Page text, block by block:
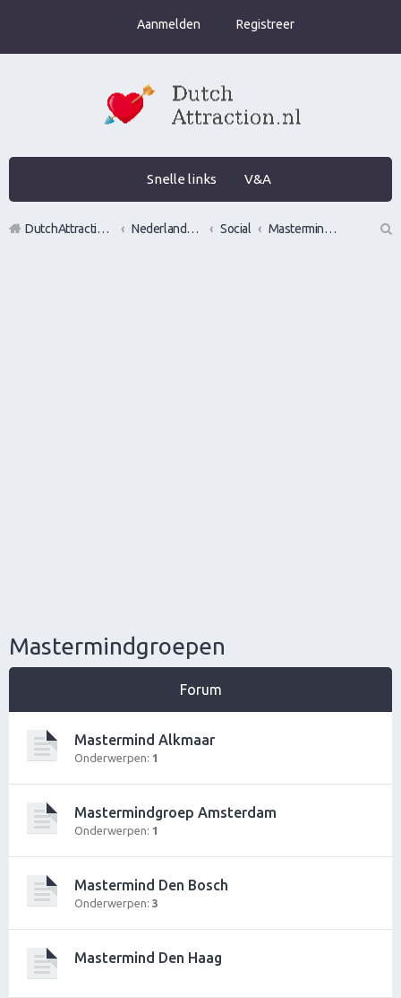
Aanmelden Registreer
Snelle links V&A
DutchAttraction.nl Nederlands grootste Dutch Attraction, Lifestyle, Vrouwen versieren en Pick-Up (PUA) Forum Social
Mastermindgroepen
Mastermindgroepen
Forum
Mastermind Alkmaar
Onderwerpen: 1
Mastermindgroep Amsterdam
Onderwerpen: 1
Mastermind Den Bosch
Onderwerpen: 3
Mastermind Den Haag